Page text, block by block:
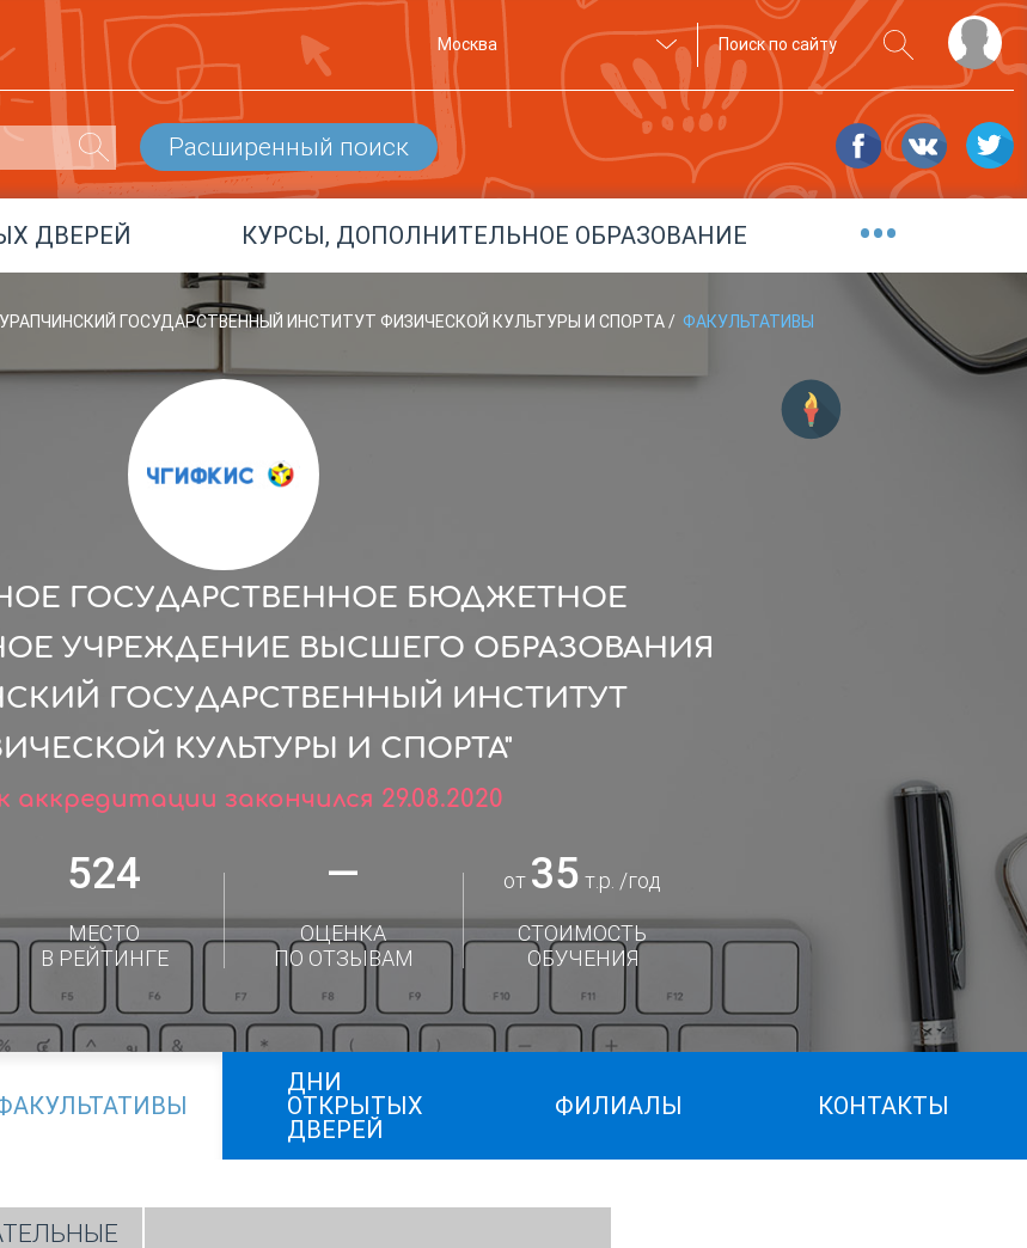
Москва
Расширенный поиск
ДВЕРЕЙ КУРСЫ, ДОПОЛНИТЕЛЬНОЕ ОБРАЗОВАНИЕ •••
ГОСУДАРСТВЕННЫЙ ИНСТИТУТ ФИЗИЧЕСКОЙ КУЛЬТУРЫ И СПОРТА/ ФАКУЛЬТАТИВЫ
ГОСУДАРСТВЕННОЕ БЮДЖЕТНОЕ
УЧРЕЖДЕНИЕ ВЫСШЕГО ОБРАЗОВАНИЯ
ГОСУДАРСТВЕННЫЙ ИНСТИТУТ
КУЛЬТУРЫ И СПОРТА"
аккредитации закончился 29.08.2020
524
МЕСТО
В РЕЙТИНГЕ
—
ОЦЕНКА
ПО ОТЗЫВАМ
от 35 т.р. /год
СТОИМОСТЬ
ОБУЧЕНИЯ
ДНИ
ОТКРЫТЫХ
ДВЕРЕЙ
ФИЛИАЛЫ КОНТАКТЫ